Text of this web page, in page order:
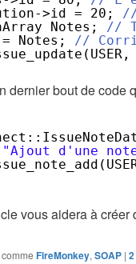
>id = 20;
Notes; //
Notes; //
dernier bout de code
"Ajout d'une
vous aidera à
FireMonkey, SOAP | 2